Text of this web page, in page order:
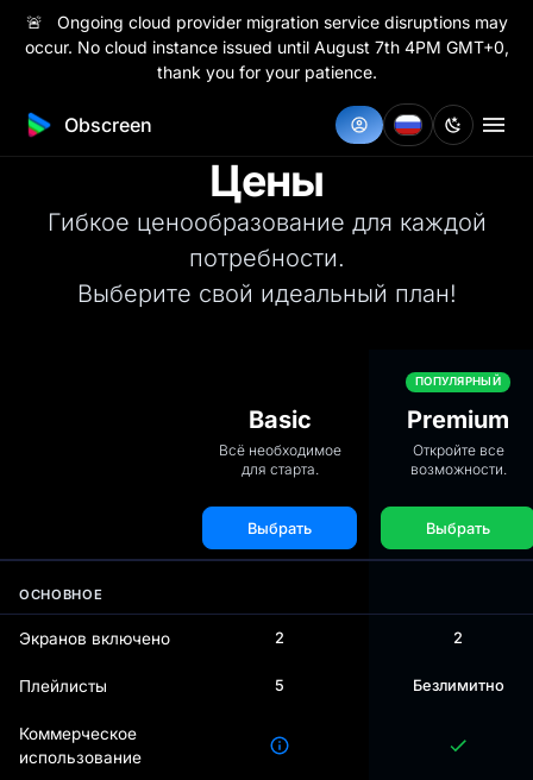
🚨 Ongoing cloud provider migration service disruptions may
occur. No cloud instance issued until August 7th 4PM GMT+0,
thank you for your patience.
Obscreen
Цены
Гибкое ценообразование для каждой
потребности.
Выберите свой идеальный план!
ПОПУЛЯРНЫЙ
Basic
Всё необходимое
для старта.
Premium
Откройте все
возможности.
Выбрать Выбрать
ОСНОВНОЕ
Экранов включено 2 2
Плейлисты 5 Безлимитно
Коммерческое
использование